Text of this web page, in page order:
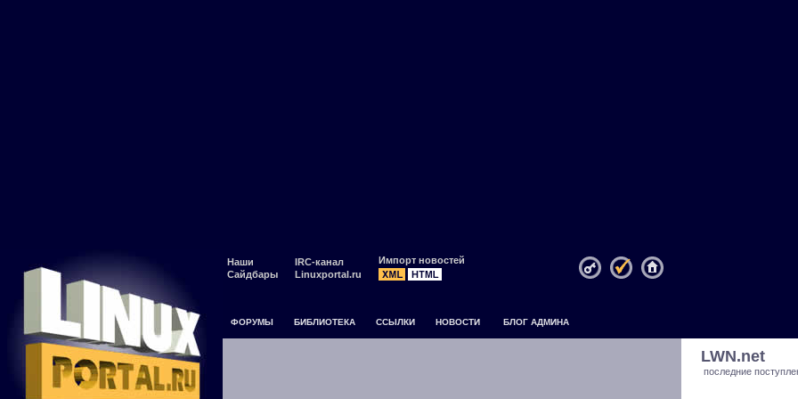
Наши
Сайдбары
IRC-канал
Linuxportal.ru
Импорт новостей
ФОРУМЫ БИБЛИОТЕКА ССЫЛКИ НОВОСТИ БЛОГ АДМИНА
LWN.net
последние